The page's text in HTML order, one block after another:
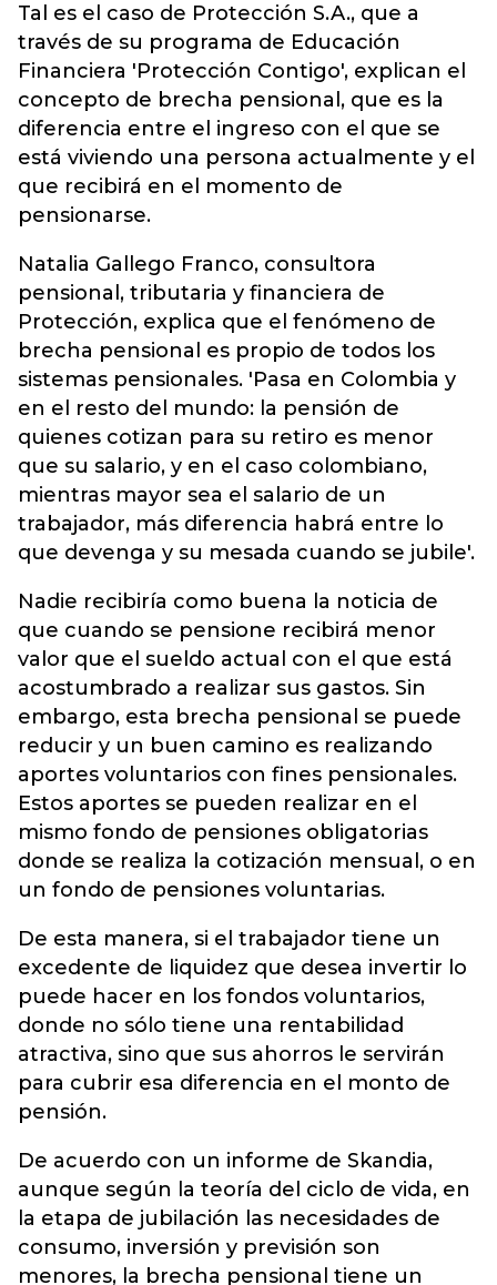
Tal es el caso de Protección S.A., que a
través de su programa de Educación
Financiera 'Protección Contigo', explican el
concepto de brecha pensional, que es la
diferencia entre el ingreso con el que se
está viviendo una persona actualmente y el
que recibirá en el momento de
pensionarse.
Natalia Gallego Franco, consultora
pensional, tributaria y financiera de
Protección, explica que el fenómeno de
brecha pensional es propio de todos los
sistemas pensionales. 'Pasa en Colombia y
en el resto del mundo: la pensión de
quienes cotizan para su retiro es menor
que su salario, y en el caso colombiano,
mientras mayor sea el salario de un
trabajador, más diferencia habrá entre lo
que devenga y su mesada cuando se jubile'.
Nadie recibiría como buena la noticia de
que cuando se pensione recibirá menor
valor que el sueldo actual con el que está
acostumbrado a realizar sus gastos. Sin
embargo, esta brecha pensional se puede
reducir y un buen camino es realizando
aportes voluntarios con fines pensionales.
Estos aportes se pueden realizar en el
mismo fondo de pensiones obligatorias
donde se realiza la cotización mensual, o en
un fondo de pensiones voluntarias.
De esta manera, si el trabajador tiene un
excedente de liquidez que desea invertir lo
puede hacer en los fondos voluntarios,
donde no sólo tiene una rentabilidad
atractiva, sino que sus ahorros le servirán
para cubrir esa diferencia en el monto de
pensión.
De acuerdo con un informe de Skandia,
aunque según la teoría del ciclo de vida, en
la etapa de jubilación las necesidades de
consumo, inversión y previsión son
menores, la brecha pensional tiene un